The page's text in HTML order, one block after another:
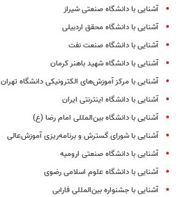
آشنایی با دانشگاه صنعتی شیراز
آشنایی با دانشگاه محقق اردبیلی
آشنایی با دانشگاه صنعت نفت
آشنایی با دانشگاه شهید باهنر کرمان
آشنایی با مرکز آموزش‌های الکترونیکی دانشگاه تهران
آشنایی با دانشگاه اینترنتی ایران
آشنایی با دانشگاه بین‌المللی امام رضا (ع)
آشنایی با شورای گسترش و برنامه‌ریزی آموزش‌عالی
آشنایی با دانشگاه صنعتی ارومیه
آشنایی با دانشگاه علوم اسلامی رضوی
آشنایی با جشنواره بین‌المللی فارابی